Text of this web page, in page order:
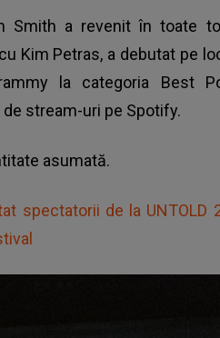
Smith a revenit în toate
Kim Petras, a debutat pe
la categoria Best
stream-uri pe Spotify.
asumată.
spectatorii de la UNTOLD